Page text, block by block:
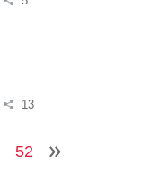
13
52